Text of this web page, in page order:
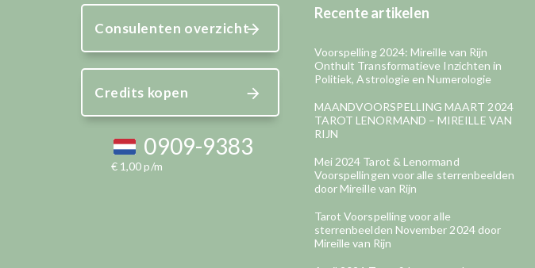
Consulenten overzicht
Credits kopen
0909-9383
€ 1,00 p/m
Recente artikelen
Voorspelling 2024: Mireille van Rijn
Onthult Transformatieve Inzichten in
Politiek, Astrologie en Numerologie
MAANDVOORSPELLING MAART 2024
TAROT LENORMAND – MIREILLE VAN
RIJN
Mei 2024 Tarot & Lenormand
Voorspellingen voor alle sterrenbeelden
door Mireille van Rijn
Tarot Voorspelling voor alle
sterrenbeelden November 2024 door
Mireille van Rijn